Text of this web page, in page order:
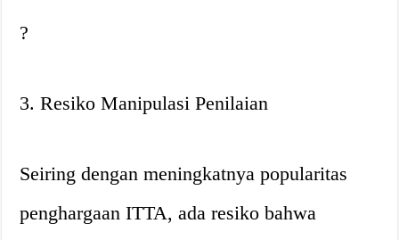
?
3. Resiko Manipulasi Penilaian
Seiring dengan meningkatnya popularitas
penghargaan ITTA, ada resiko bahwa